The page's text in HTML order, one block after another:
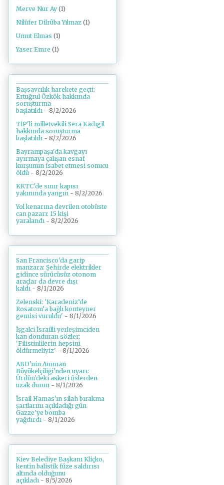
Merve Nur Ay (1)
Nilüfer Dilrûba Yılmaz (1)
Umut Elmas (1)
Yaser Emre (1)
Başsavcılık harekete geçti:
Ertuğrul Özkök hakkında
soruşturma
başlatıldı - 8/2/2026
TİP'li milletvekili Sera Kadıgil
hakkında soruşturma
başlatıldı - 8/2/2026
Bayrampaşa'da kavgayı
ayırmaya çalışan esnaf
kurşunun isabet etmesi sonucu
öldü - 8/2/2026
KKTC'de sınır kapısı
yakınında yangın - 8/2/2026
Yol kenarına devrilen otobüste
can pazarı: 15 kişi
yaralandı - 8/2/2026
San Francisco'da garip
manzara: Şehirde elektrikler
gidince sürücüsüz otonom
araçlar da devre dışı
kaldı - 8/1/2026
Zelenski: 'Karadeniz’de
Rosatom’a bağlı konteyner
gemisi vuruldu' - 8/1/2026
İşgalci İsrailli yerleşimciden
kan donduran sözler:
'Filistinlilerin hepsini
öldürmeliyiz' - 8/1/2026
ABD'nin Amman
Büyükelçiliği'nden uyarı:
Ürdün'deki askeri üslerden
uzak durun - 8/1/2026
İsrail Hamas'ın silah bırakma
şartlarını açıkladığı gün
Gazze'ye bomba
yağdırdı - 8/1/2026
Kiev Belediye Başkanı Kliçko,
kentin balistik füze saldırısı
altında olduğunu
açıkladı - 8/5/2026